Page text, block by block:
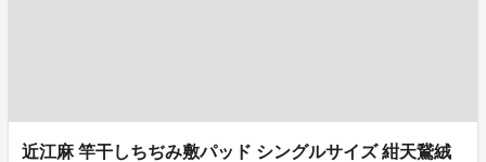
近江麻 竿干しちぢみ敷パッド シングルサイズ 紺天鵞絨